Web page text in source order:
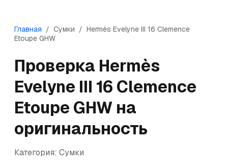
Главная / Сумки / Hermès Evelyne III 16 Clemence
Etoupe GHW
Проверка Hermès
Evelyne III 16 Clemence
Etoupe GHW на
оригинальность
Категория: Сумки